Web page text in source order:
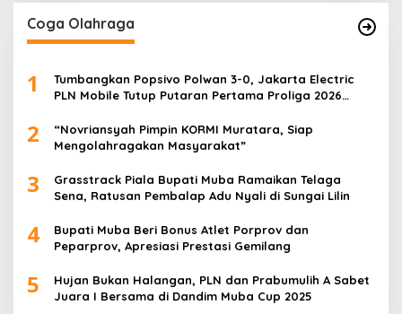
Coga Olahraga
1
Tumbangkan Popsivo Polwan 3-0, Jakarta Electric
PLN Mobile Tutup Putaran Pertama Proliga 2026
2
“Novriansyah Pimpin KORMI Muratara, Siap
Mengolahragakan Masyarakat”
3
Grasstrack Piala Bupati Muba Ramaikan Telaga
Sena, Ratusan Pembalap Adu Nyali di Sungai Lilin
4
Bupati Muba Beri Bonus Atlet Porprov dan
Peparprov, Apresiasi Prestasi Gemilang
5
Hujan Bukan Halangan, PLN dan Prabumulih A Sabet
Juara I Bersama di Dandim Muba Cup 2025